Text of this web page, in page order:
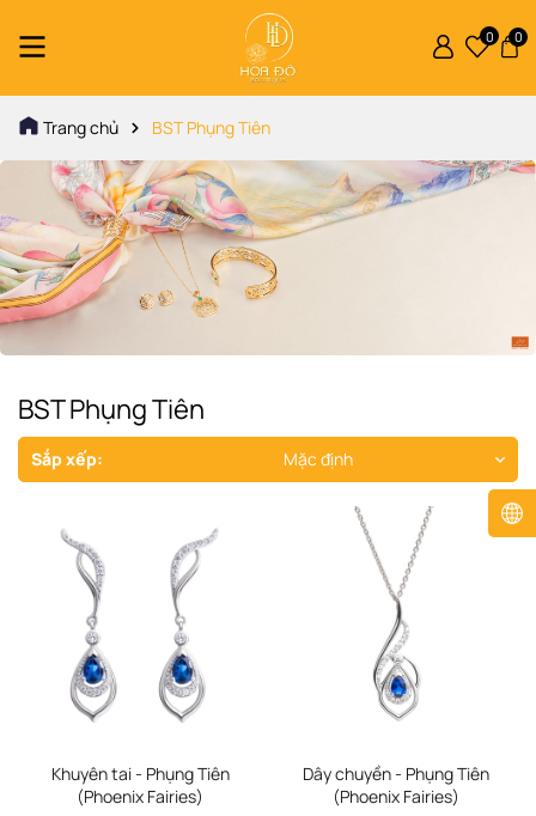
0 0
Trang chủ BST Phụng Tiên
BST Phụng Tiên
Sắp xếp: Mặc định
Khuyên tai - Phụng Tiên
(Phoenix Fairies)
Dây chuyền - Phụng Tiên
(Phoenix Fairies)